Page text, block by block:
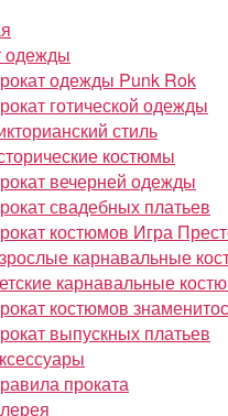
одежды
одежды Punk Rok
готической одежды
стиль
костюмы
вечерней одежды
свадебных платьев
костюмов Игра
карнавальные
карнавальные
костюмов
выпускных платьев
проката